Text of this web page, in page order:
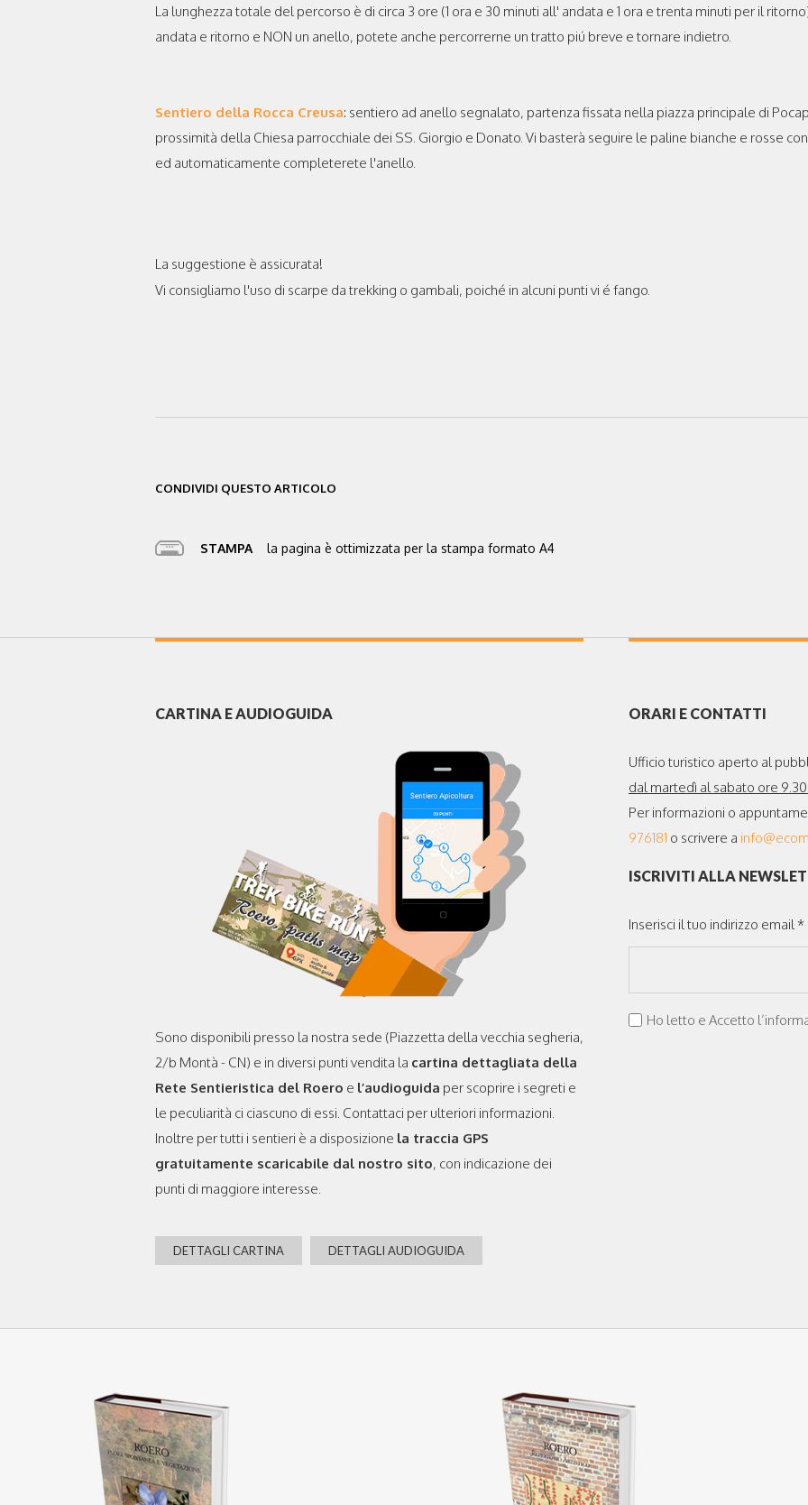
La lunghezza totale del percorso è di circa 3 ore (1 ora e 30 minuti all' andata e 1 ora e trenta minuti per il
andata e ritorno e NON un anello, potete anche percorrerne un tratto piú breve e tornare indietro.
Sentiero della Rocca Creusa: sentiero ad anello segnalato, partenza fissata nella piazza principale di
prossimità della Chiesa parrocchiale dei SS. Giorgio e Donato. Vi basterà seguire le paline bianche e rosse
ed automaticamente completerete l'anello.
La suggestione è assicurata!
Vi consigliamo l'uso di scarpe da trekking o gambali, poiché in alcuni punti vi é fango.
CONDIVIDI QUESTO ARTICOLO
STAMPA la pagina è ottimizzata per la stampa formato A4
CARTINA E AUDIOGUIDA
Sono disponibili presso la nostra sede (Piazzetta della vecchia segheria,
2/b Montà - CN) e in diversi punti vendita la cartina dettagliata della
Rete Sentieristica del Roero e l’audioguida per scoprire i segreti e
le peculiarità ci ciascuno di essi. Contattaci per ulteriori informazioni.
Inoltre per tutti i sentieri è a disposizione la traccia GPS
gratuitamente scaricabile dal nostro sito, con indicazione dei
punti di maggiore interesse.
DETTAGLI CARTINA DETTAGLI AUDIOGUIDA
ORARI E CONTATTI
Ufficio turistico aperto al
dal martedì al sabato ore 9.30
Per informazioni o
976181 o scrivere a
ISCRIVITI ALLA
Inserisci il tuo indirizzo email *
Ho letto e Accetto